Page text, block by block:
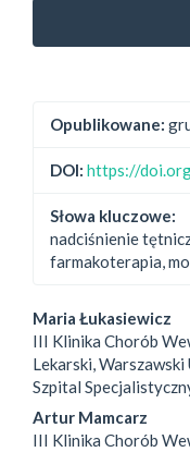
Opublikowane:
DOI: https://
Słowa kluczowe:
nadciśnienie
farmakoterapia,
Maria Łukasiewicz
III Klinika Chorób
Lekarski,
Szpital
Artur Mamcarz
III Klinika Chorób